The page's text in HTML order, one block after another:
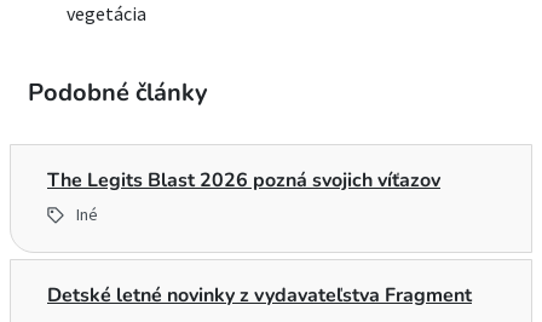
vegetácia
Podobné články
The Legits Blast 2026 pozná svojich víťazov
Iné
Detské letné novinky z vydavateľstva Fragment